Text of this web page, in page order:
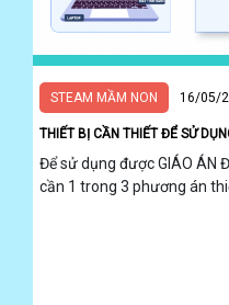
STEAM MẦM NON 16/05/
THIẾT BỊ CẦN THIẾT ĐỂ SỬ
Để sử dụng được GIÁO ÁN
cần 1 trong 3 phương án